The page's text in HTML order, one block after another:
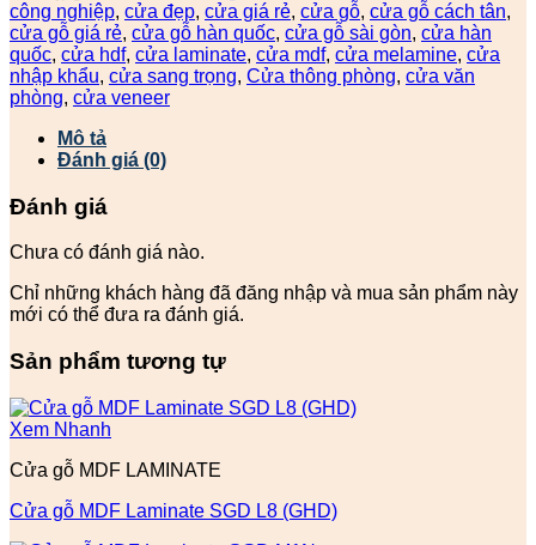
công nghiệp, cửa đẹp, cửa giá rẻ, cửa gỗ, cửa gỗ cách tân,
cửa gỗ giá rẻ, cửa gỗ hàn quốc, cửa gỗ sài gòn, cửa hàn
quốc, cửa hdf, cửa laminate, cửa mdf, cửa melamine, cửa
nhập khẩu, cửa sang trọng, Cửa thông phòng, cửa văn
phòng, cửa veneer
Mô tả
Đánh giá (0)
Đánh giá
Chưa có đánh giá nào.
Chỉ những khách hàng đã đăng nhập và mua sản phẩm này
mới có thể đưa ra đánh giá.
Sản phẩm tương tự
Xem Nhanh
Cửa gỗ MDF LAMINATE
Cửa gỗ MDF Laminate SGD L8 (GHD)